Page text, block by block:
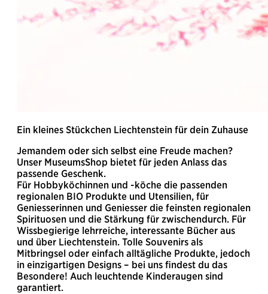
Ein kleines Stückchen Liechtenstein für dein Zuhause
Jemandem oder sich selbst eine Freude machen?
Unser MuseumsShop bietet für jeden Anlass das
passende Geschenk.
Für Hobbyköchinnen und -köche die passenden
regionalen BIO Produkte und Utensilien, für
Geniesserinnen und Geniesser die feinsten regionalen
Spirituosen und die Stärkung für zwischendurch. Für
Wissbegierige lehrreiche, interessante Bücher aus
und über Liechtenstein. Tolle Souvenirs als
Mitbringsel oder einfach alltägliche Produkte, jedoch
in einzigartigen Designs – bei uns findest du das
Besondere! Auch leuchtende Kinderaugen sind
garantiert.